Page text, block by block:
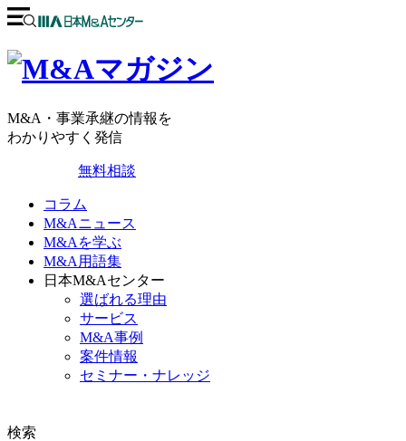
M&A・事業承継の情報を
わかりやすく発信
無料相談
コラム
M&Aニュース
M&Aを学ぶ
M&A用語集
日本M&Aセンター
選ばれる理由
サービス
M&A事例
案件情報
セミナー・ナレッジ
検索